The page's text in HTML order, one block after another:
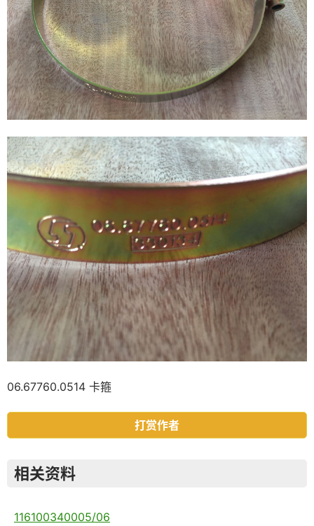
06.67760.0514 卡箍
打赏作者
相关资料
116100340005/06